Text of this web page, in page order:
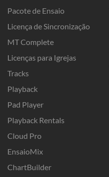
Pacote de Ensaio
Licença de Sincronização
MT Complete
Licenças para Igrejas
Tracks
Playback
Pad Player
Playback Rentals
Cloud Pro
EnsaioMix
ChartBuilder